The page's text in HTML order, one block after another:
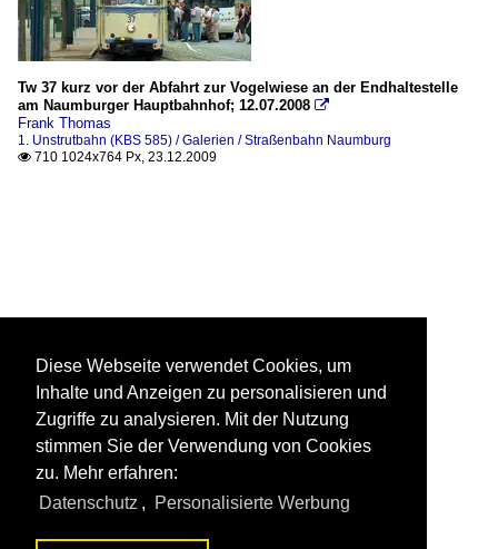
Tw 37 kurz vor der Abfahrt zur Vogelwiese an der Endhaltestelle
am Naumburger Hauptbahnhof; 12.07.2008 
Frank Thomas
1. Unstrutbahn (KBS 585) / Galerien / Straßenbahn Naumburg
 710 1024x764 Px, 23.12.2009
Diese Webseite verwendet Cookies, um
Inhalte und Anzeigen zu personalisieren und
Zugriffe zu analysieren. Mit der Nutzung
stimmen Sie der Verwendung von Cookies
zu. Mehr erfahren:
Datenschutz , Personalisierte Werbung